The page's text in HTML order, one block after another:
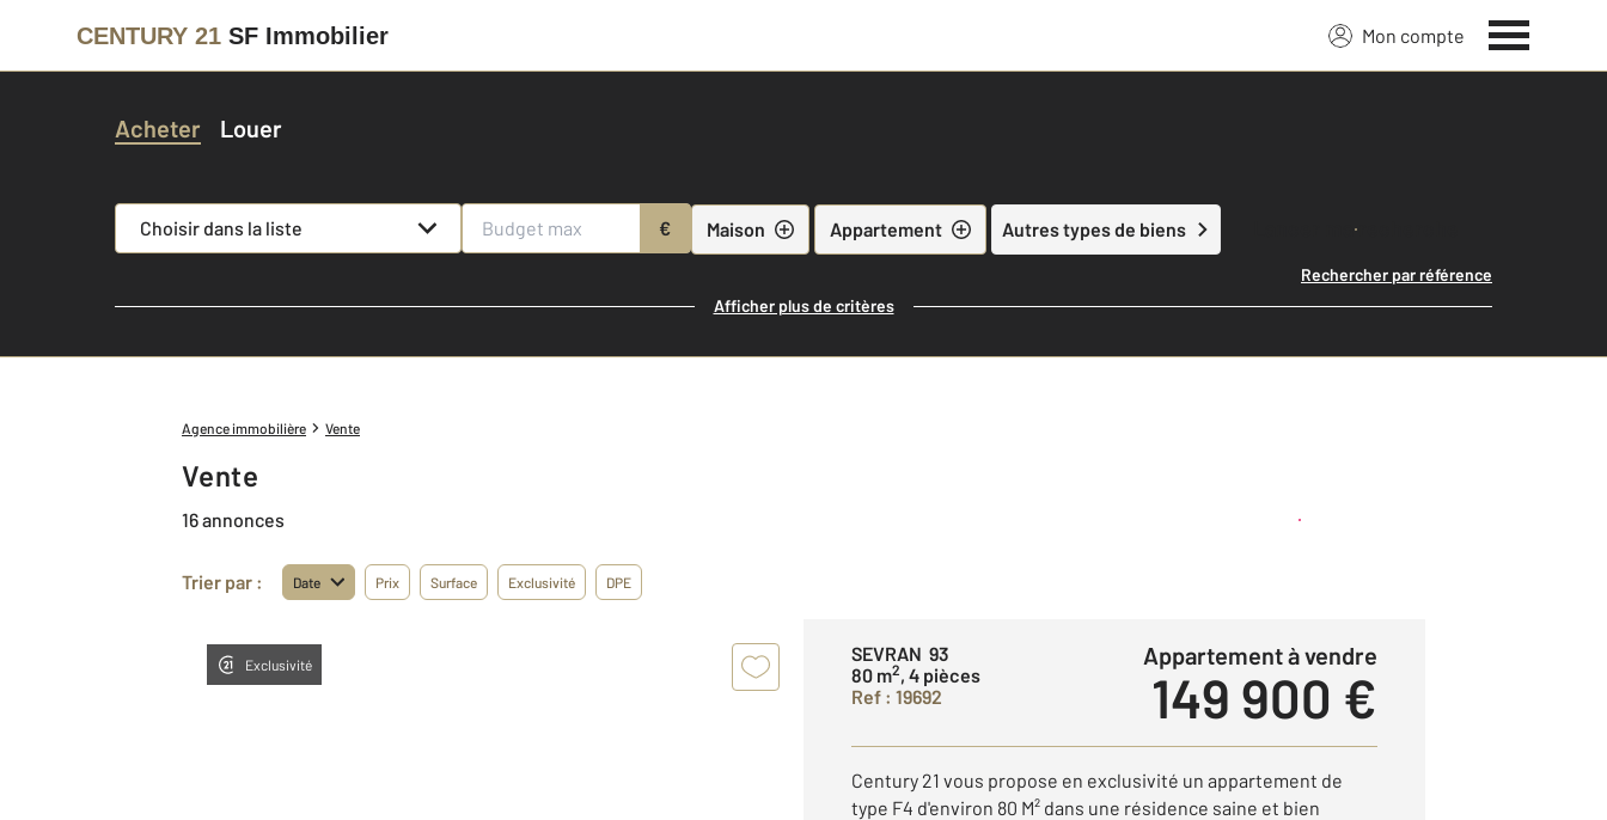
CENTURY 21 SF Immobilier Mon compte
Acheter Louer
Choisir dans la liste € Maison Appartement Autres types de biens Lancer ma recherche
Rechercher par référence
Afficher plus de critères
Agence immobilière Vente
Vente
16 annonces Créer une alerte
Trier par : Date Prix Surface Exclusivité DPE
Exclusivité
SEVRAN 93
80 m2, 4 pièces
Ref : 19692
Appartement à vendre
149 900 €
Century 21 vous propose en exclusivité un appartement de
type F4 d'environ 80 M² dans une résidence saine et bien